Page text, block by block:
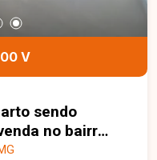
comuns, com
inclusas na
apenas quatro
tranquilo e
02 descobertas.
e
esta excelente
V
sendo
no bairro
MG